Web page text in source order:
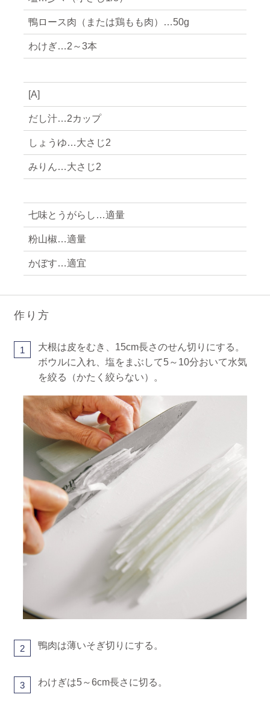
鴨ロース肉（または鶏もも肉）…50g
わけぎ…2～3本
[A]
だし汁…2カップ
しょうゆ…大さじ2
みりん…大さじ2
七味とうがらし…適量
粉山椒…適量
かぼす…適宜
作り方
1
大根は皮をむき、15cm長さのせん切りにする。
ボウルに入れ、塩をまぶして5～10分おいて水気
を絞る（かたく絞らない）。
2 鴨肉は薄いそぎ切りにする。
3 わけぎは5～6cm長さに切る。